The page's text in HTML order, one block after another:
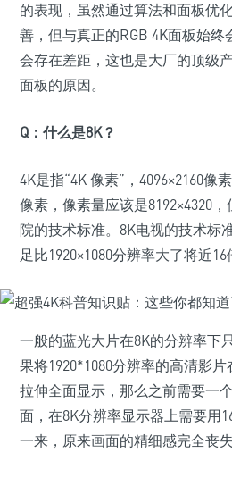
的表现，虽然通过算法和面板优
善，但与真正的RGB 4K面板始
会存在差距，这也是大厂的顶级
面板的原因。
Q： 什么是8K？
4K是指“4K 像素”，4096×2160像
像素，像素量应该是8192×4320
院的技术标准。8K电视的技术标
足比1920×1080分辨率大了将近16
一般的蓝光大片在8K的分辨率下
果将1920*1080分辨率的高清影
拉伸全面显示，那么之前需要一
面，在8K分辨率显示器上需要用
一来，原来画面的精细感完全丧失